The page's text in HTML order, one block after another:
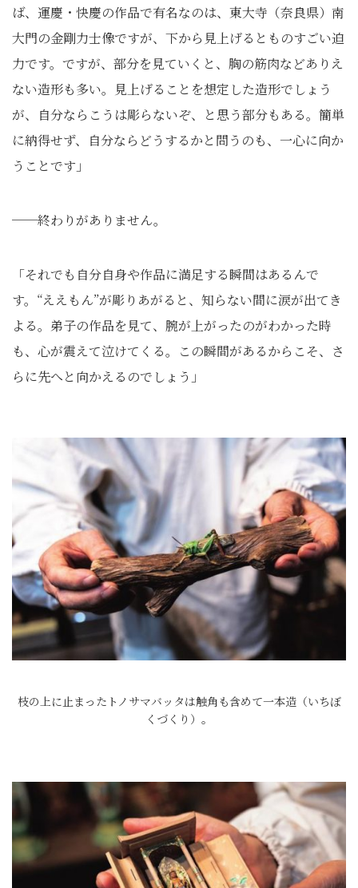
ば、運慶・快慶の作品で有名なのは、東大寺（奈良県）南
大門の金剛力士像ですが、下から見上げるとものすごい迫
力です。ですが、部分を見ていくと、胸の筋肉などありえ
ない造形も多い。見上げることを想定した造形でしょう
が、自分ならこうは彫らないぞ、と思う部分もある。簡単
に納得せず、自分ならどうするかと問うのも、一心に向か
うことです」
──終わりがありません。
「それでも自分自身や作品に満足する瞬間はあるんで
す。“ええもん”が彫りあがると、知らない間に涙が出てき
よる。弟子の作品を見て、腕が上がったのがわかった時
も、心が震えて泣けてくる。この瞬間があるからこそ、さ
らに先へと向かえるのでしょう」
枝の上に止まったトノサマバッタは触角も含めて一本造（いちぼ
くづくり）。